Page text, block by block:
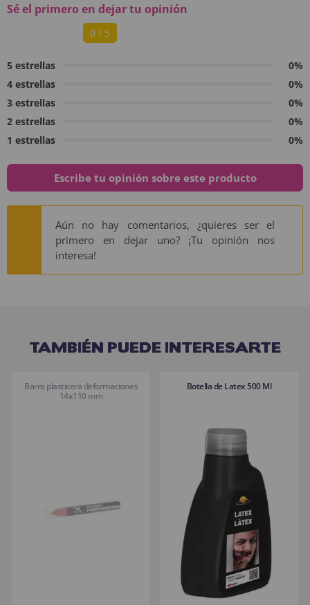
Sé el primero en dejar tu opinión
0 / 5
5 estrellas
0%
4 estrellas
0%
3 estrellas
0%
2 estrellas
0%
1 estrellas
0%
Escribe tu opinión sobre este producto
Aún no hay comentarios, ¿quieres ser el
primero en dejar uno? ¡Tu opinión nos
interesa!
TAMBIÉN PUEDE INTERESARTE
Barra plasticera deformaciones
14x110 mm
Botella de Latex 500 Ml